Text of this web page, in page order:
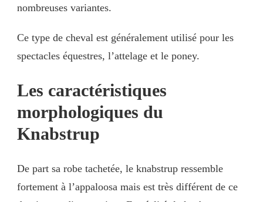
nombreuses variantes.
Ce type de cheval est généralement utilisé pour les
spectacles équestres, l’attelage et le poney.
Les caractéristiques
morphologiques du
Knabstrup
De part sa robe tachetée, le knabstrup ressemble
fortement à l’appaloosa mais est très différent de ce